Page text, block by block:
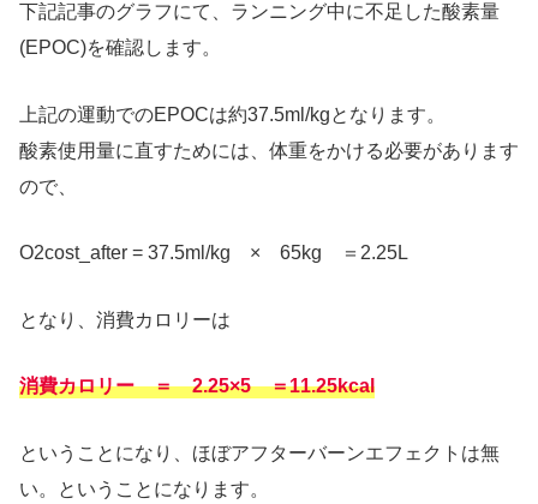
下記記事のグラフにて、ランニング中に不足した酸素量
(EPOC)を確認します。
上記の運動でのEPOCは約37.5ml/kgとなります。
酸素使用量に直すためには、体重をかける必要があります
ので、
O2cost_after = 37.5ml/kg × 65kg ＝2.25L
となり、消費カロリーは
消費カロリー ＝ 2.25×5 ＝11.25kcal
ということになり、ほぼアフターバーンエフェクトは無
い。ということになります。